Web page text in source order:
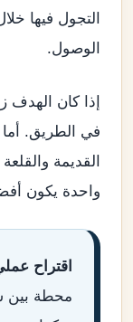
التجول فيها
الوصول.
إذا كان
في الطريق. أما
القديمة
واحدة يكون
اقتراح
محطة بين